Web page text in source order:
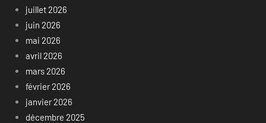
juillet 2026
juin 2026
mai 2026
avril 2026
mars 2026
février 2026
janvier 2026
décembre 2025